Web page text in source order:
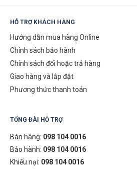
HỖ TRỢ KHÁCH HÀNG
Hướng dẫn mua hàng Online
Chính sách bảo hành
Chính sách đổi hoặc trả hàng
Giao hàng và lắp đặt
Phương thức thanh toán
TỔNG ĐÀI HỖ TRỢ
Bán hàng: 098 104 0016
Bảo hành: 098 104 0016
Khiếu nại: 098 104 0016